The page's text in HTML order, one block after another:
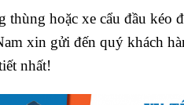
hoặc xe cẩu đầu kéo
xin gửi đến quý khách
nhất!